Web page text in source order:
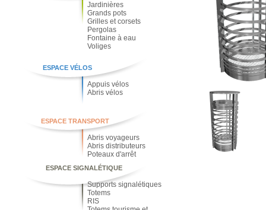
Jardinières
Grands pots
Grilles et corsets
Pergolas
Fontaine à eau
Voliges
ESPACE VÉLOS
Appuis vélos
Abris vélos
ESPACE TRANSPORT
Abris voyageurs
Abris distributeurs
Poteaux d'arrêt
ESPACE SIGNALÉTIQUE
Supports signalétiques
Totems
RIS